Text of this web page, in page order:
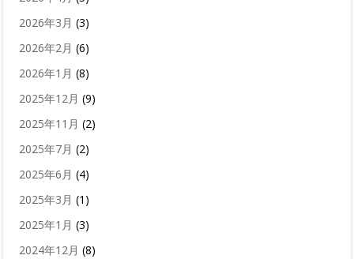
2026年3月 (3)
2026年2月 (6)
2026年1月 (8)
2025年12月 (9)
2025年11月 (2)
2025年7月 (2)
2025年6月 (4)
2025年3月 (1)
2025年1月 (3)
2024年12月 (8)